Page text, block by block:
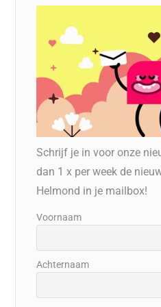
Schrijf je in voor onze
dan 1 x per week de
Helmond in je mailbox!
Voornaam
Achternaam